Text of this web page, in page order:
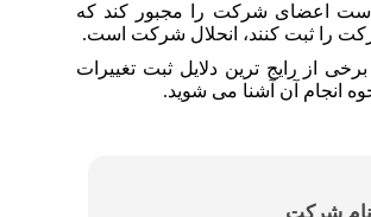
اعضای شرکت را مجبور کند که
را ثبت کنند، انحلال شرکت است.
برخی از رایج ترین دلایل ثبت تغییرات
انجام آن آشنا می شوید.